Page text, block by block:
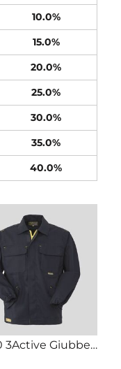
10.0%
15.0%
20.0%
25.0%
30.0%
35.0%
40.0%
A10150 3Active Giubbetto da lavoro certificato antistatico antifiamma arco elettrico antiacido